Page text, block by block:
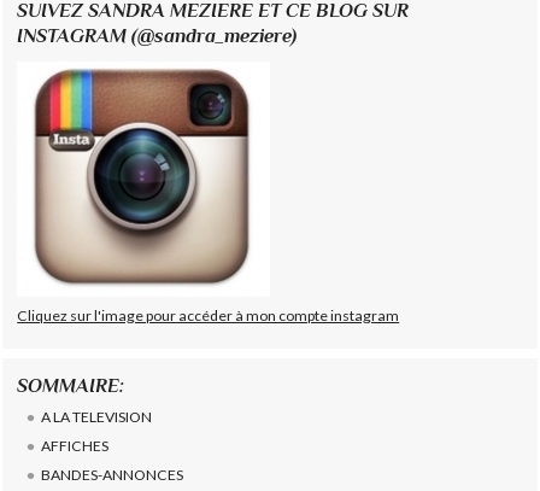
SUIVEZ SANDRA MEZIERE ET CE BLOG SUR
INSTAGRAM (@sandra_meziere)
Cliquez sur l'image pour accéder à mon compte instagram
SOMMAIRE:
A LA TELEVISION
AFFICHES
BANDES-ANNONCES